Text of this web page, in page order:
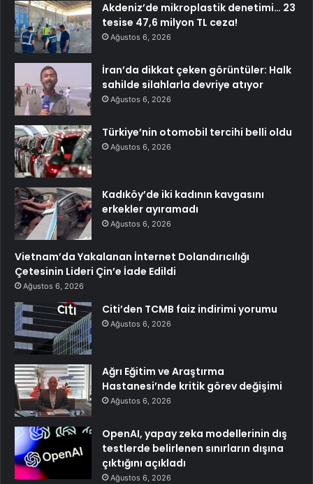
Akdeniz’de mikroplastik denetimi… 23
tesise 47,6 milyon TL ceza!
Ağustos 6, 2026
İran’da dikkat çeken görüntüler: Halk
sahilde silahlarla devriye atıyor
Ağustos 6, 2026
Türkiye’nin otomobil tercihi belli oldu
Ağustos 6, 2026
Kadıköy’de iki kadının kavgasını
erkekler ayıramadı
Ağustos 6, 2026
Vietnam’da Yakalanan İnternet Dolandırıcılığı
Çetesinin Lideri Çin’e İade Edildi
Ağustos 6, 2026
Citi’den TCMB faiz indirimi yorumu
Ağustos 6, 2026
Ağrı Eğitim ve Araştırma
Hastanesi’nde kritik görev değişimi
Ağustos 6, 2026
OpenAI, yapay zeka modellerinin dış
testlerde belirlenen sınırların dışına
çıktığını açıkladı
Ağustos 6, 2026